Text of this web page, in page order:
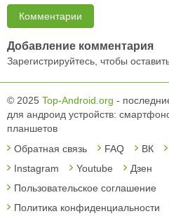
Комментарии
Добавление комментария
Зарегистрируйтесь, чтобы
© 2025 Top-Android.org -
для андроид устройств:
планшетов
Обратная связь
FAQ ВК
Instagram
Youtube
Дзен
Пользовательское соглашение
Политика конфиденциальности